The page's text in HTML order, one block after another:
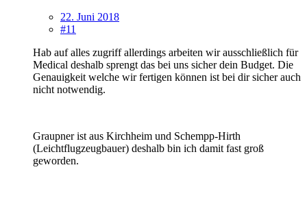
22. Juni 2018
#11
Hab auf alles zugriff allerdings arbeiten wir ausschließlich für
Medical deshalb sprengt das bei uns sicher dein Budget. Die
Genauigkeit welche wir fertigen können ist bei dir sicher auch
nicht notwendig.
Graupner ist aus Kirchheim und Schempp-Hirth
(Leichtflugzeugbauer) deshalb bin ich damit fast groß
geworden.